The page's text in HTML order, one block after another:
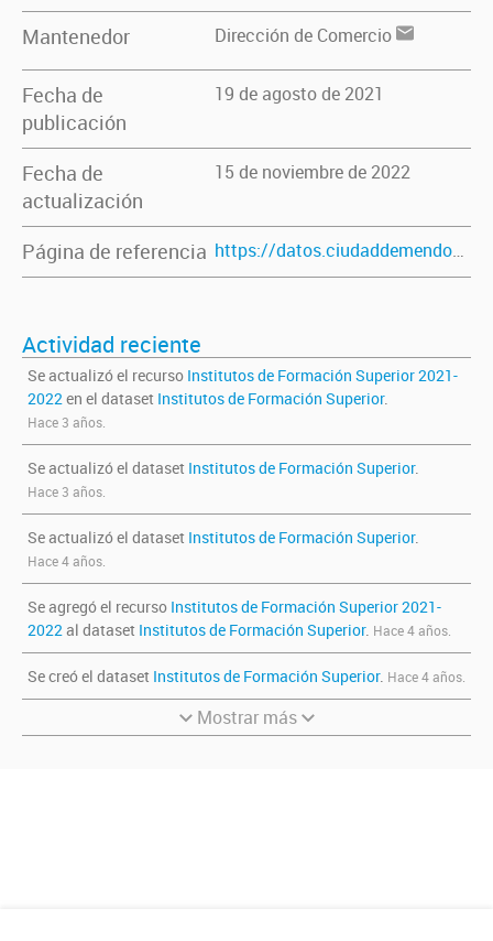
Mantenedor Dirección de Comercio
Fecha de
publicación
19 de agosto de 2021
Fecha de
actualización
15 de noviembre de 2022
Página de referencia https://datos.ciudaddemendoza.gob.ar/dataset/institutos-de-formacion-superior
Actividad reciente
Se actualizó el recurso Institutos de Formación Superior 2021-
2022en el dataset Institutos de Formación Superior.
Hace 3 años.
Se actualizó el dataset Institutos de Formación Superior.
Hace 3 años.
Se actualizó el dataset Institutos de Formación Superior.
Hace 4 años.
Se agregó el recurso Institutos de Formación Superior 2021-
2022al dataset Institutos de Formación Superior. Hace 4 años.
Se creó el dataset Institutos de Formación Superior. Hace 4 años.
Mostrar más